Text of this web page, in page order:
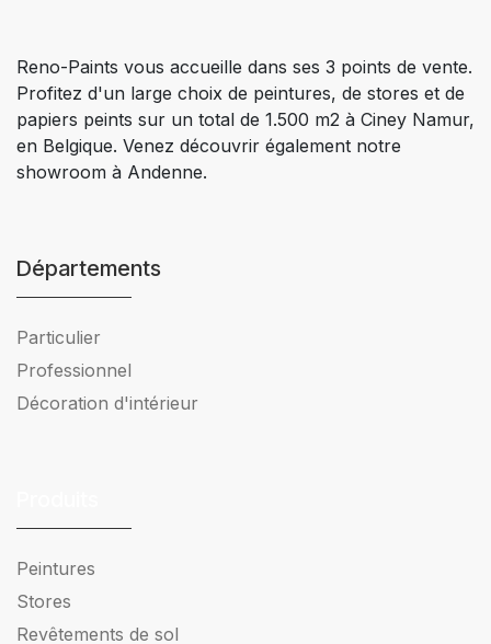
Reno-Paints vous accueille dans ses 3 points de vente.
Profitez d'un large choix de peintures, de stores et de
papiers peints sur un total de 1.500 m2 à Ciney Namur,
en Belgique. Venez découvrir également notre
showroom à Andenne.
Départements
Particulier
Professionnel
Décoration d'intérieur
Peintures
Stores
Revêtements de sol